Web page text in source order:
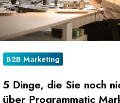
B2B Marketing
5 Dinge, die Sie noch
über Programmatic